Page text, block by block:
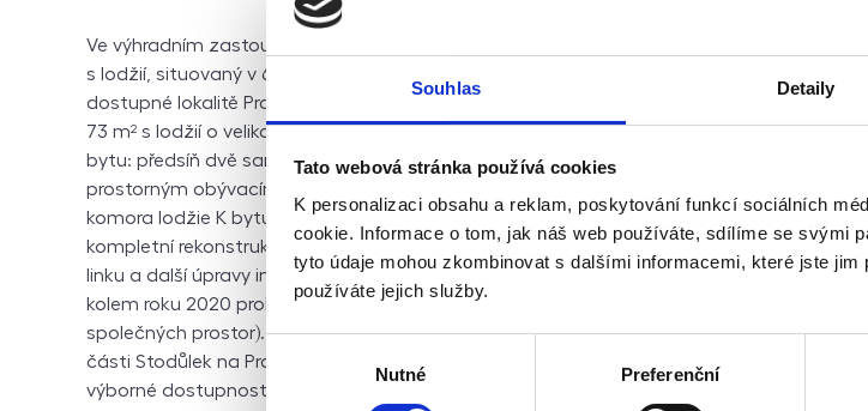
Souhlas Detaily
Tato webová stránka používá cookies
K personalizaci obsahu a reklam, poskytování funkcí sociálních
cookie. Informace o tom, jak náš web používáte, sdílíme se svými
tyto údaje mohou zkombinovat s dalšími informacemi, které jste
používáte jejich služby.
Nutné Preferenční
Ve výhradním zastoupení majitele nabízíme ke koupi zrekonstruovaný byt 3+kk
s lodžií, situovaný v 6. podlaží revitalizovaného panelového domu v perfektně
dostupné lokalitě Prahy 5 – Stodůlky, ulice Bellušova. Byt má celkovou plochu
73 m² s lodžií o velikosti 7 m², která nabízí příjemný výhled do okolí. Dispozice
bytu: předsíň dvě samostatné ložnice (13 m² a 14 m²) kuchyň propojená s
prostorným obývacím pokojem (celkem 31 m²) koupelna s toaletou praktická
komora lodžie K bytu náleží sklepní kóje o velikosti 2 m². Byt prošel v roce 2012
kompletní rekonstrukcí, která zahrnovala nové podlahy, koupelnu, kuchyňskou
linku a další úpravy interiéru. Samotný dům je ve výborném technickém stavu –
kolem roku 2020 proběhla jeho revitalizace (nový výtah, zateplení, oprava
společných prostor). Lokalita: Ulice Bellušova se nachází v oblíbené rezidenční
části Stodůlek na Praze 5, vyhledávané pro kombinaci klidného bydlení a
výborné dostupnosti do centra města. V docházkové vzdálenosti je